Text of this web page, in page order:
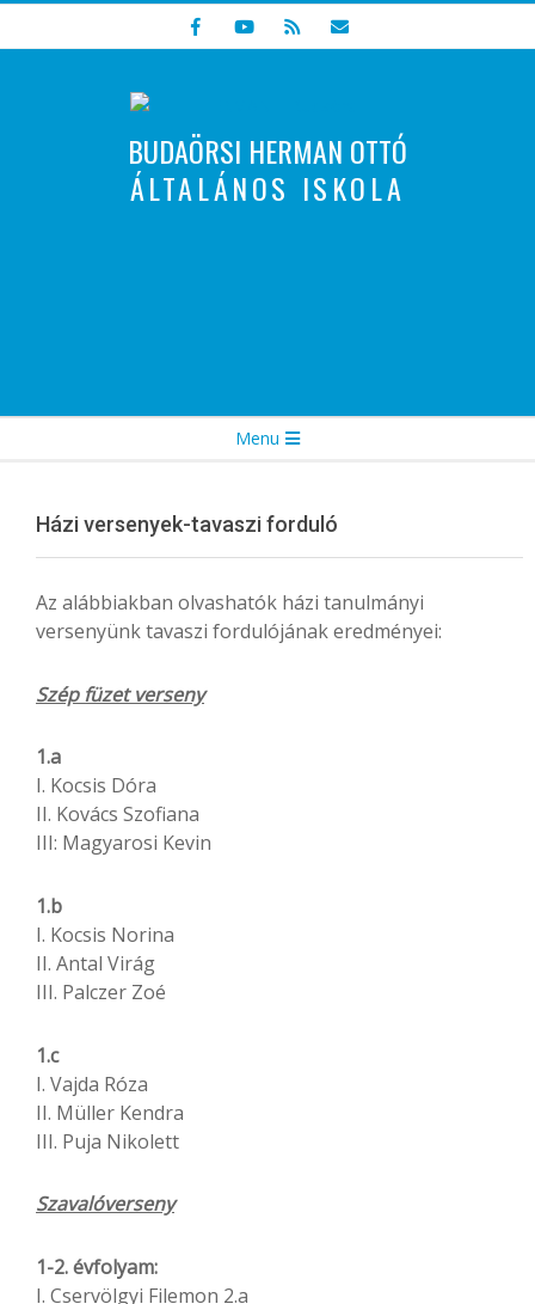
to
BUDAÖRSI HERMAN OTTÓ
ÁLTALÁNOS ISKOLA
Menu
Házi versenyek-tavaszi forduló
Az alábbiakban olvashatók házi tanulmányi
versenyünk tavaszi fordulójának eredményei:
Szép füzet verseny
1.a
I. Kocsis Dóra
II. Kovács Szofiana
III: Magyarosi Kevin
1.b
I. Kocsis Norina
II. Antal Virág
III. Palczer Zoé
1.c
I. Vajda Róza
II. Müller Kendra
III. Puja Nikolett
Szavalóverseny
1-2. évfolyam:
I. Cservölgyi Filemon 2.a